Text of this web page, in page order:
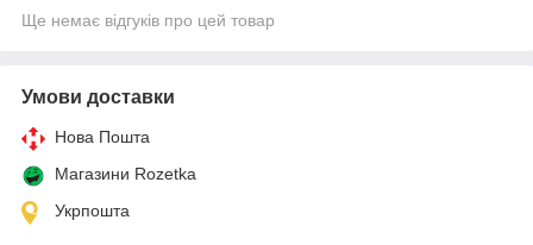
Ще немає відгуків про цей товар
Умови доставки
Нова Пошта
Магазини Rozetka
Укрпошта